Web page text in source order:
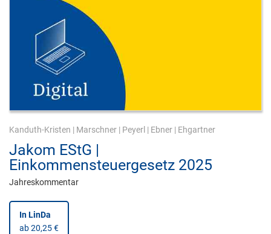
Kanduth-Kristen | Marschner | Peyerl | Ebner | Ehgartner
Jakom EStG |
Einkommensteuergesetz 2025
Jahreskommentar
In LinDa
ab 20,25 €